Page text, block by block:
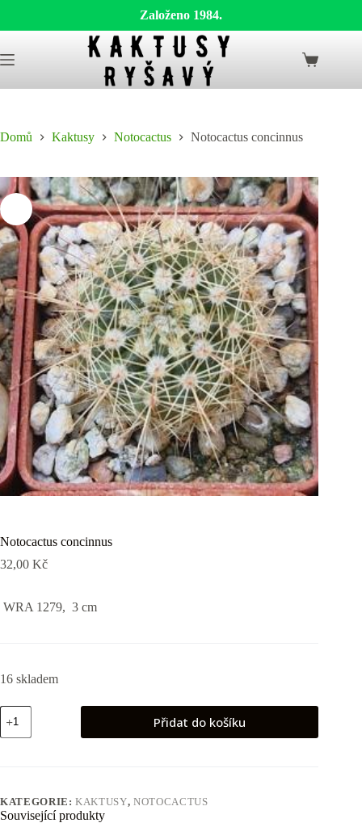
Založeno 1984.
to
content
Shopping
Domů Kaktusy Notocactus Notocactus concinnus
Notocactus concinnus
32,00 Kč
WRA 1279, 3 cm
16 skladem
Notocactus
concinnus
množství
Přidat do košíku
KATEGORIE:KAKTUSY,NOTOCACTUS
Související produkty